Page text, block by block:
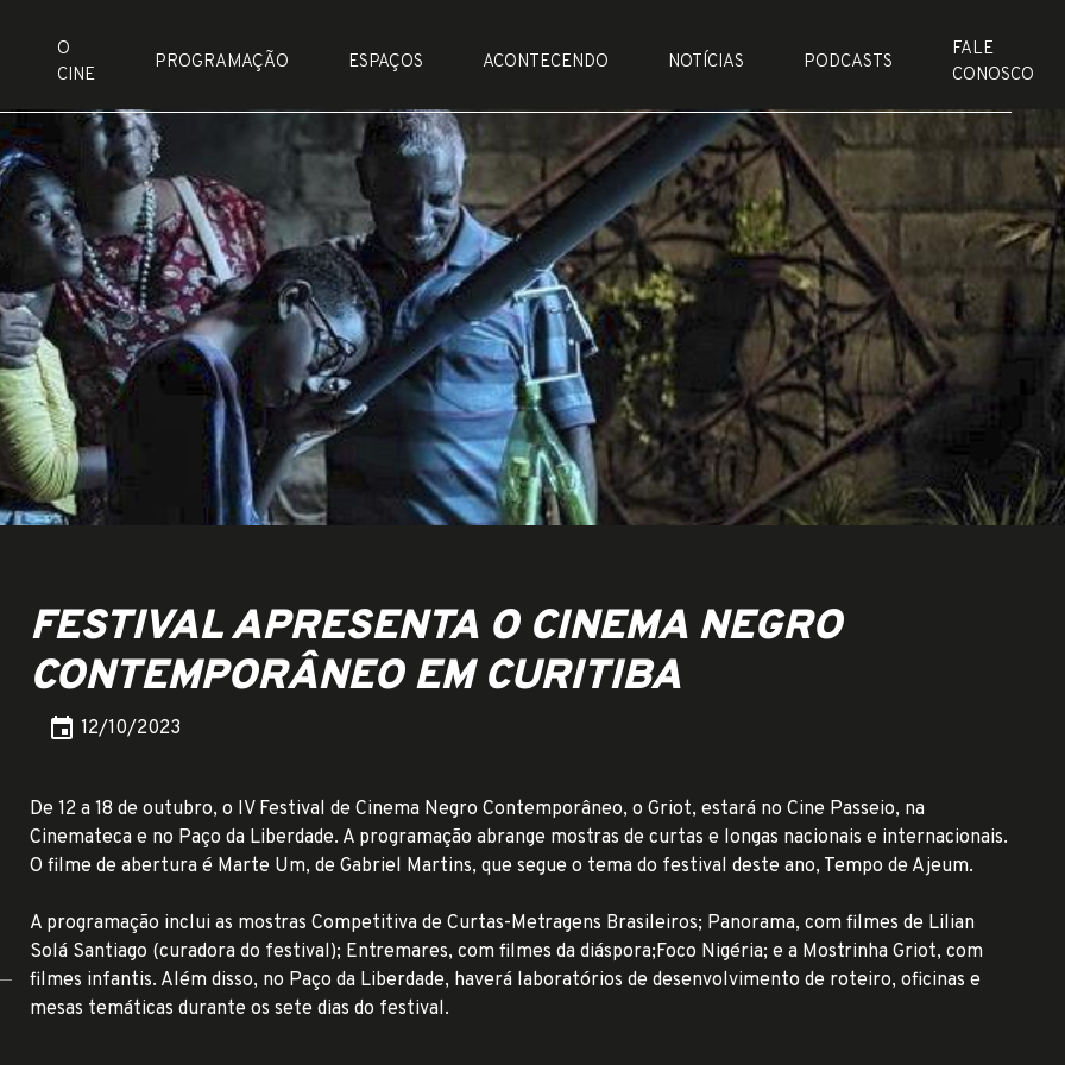
O
CINE
PROGRAMAÇÃO ESPAÇOS ACONTECENDO NOTÍCIAS PODCASTS
FALE
CONOSCO
FESTIVAL APRESENTA O CINEMA NEGRO
CONTEMPORÂNEO EM CURITIBA
event 12/10/2023
De 12 a 18 de outubro, o IV Festival de Cinema Negro Contemporâneo, o Griot, estará no Cine Passeio, na
Cinemateca e no Paço da Liberdade. A programação abrange mostras de curtas e longas nacionais e internacionais.
O filme de abertura é Marte Um, de Gabriel Martins, que segue o tema do festival deste ano, Tempo de Ajeum.
A programação inclui as mostras Competitiva de Curtas-Metragens Brasileiros; Panorama, com filmes de Lilian
Solá Santiago (curadora do festival); Entremares, com filmes da diáspora;Foco Nigéria; e a Mostrinha Griot, com
filmes infantis. Além disso, no Paço da Liberdade, haverá laboratórios de desenvolvimento de roteiro, oficinas e
mesas temáticas durante os sete dias do festival.